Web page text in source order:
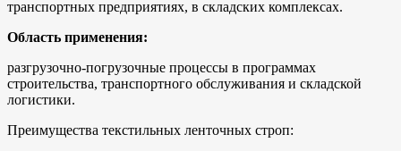
транспортных предприятиях, в складских комплексах.
Область применения:
разгрузочно-погрузочные процессы в программах
строительства, транспортного обслуживания и складской
логистики.
Преимущества текстильных ленточных строп: